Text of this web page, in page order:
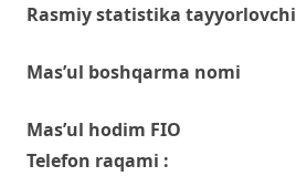
Rasmiy statistika tayyorlovchi
Mas’ul boshqarma nomi
Mas’ul hodim FIO
Telefon raqami :